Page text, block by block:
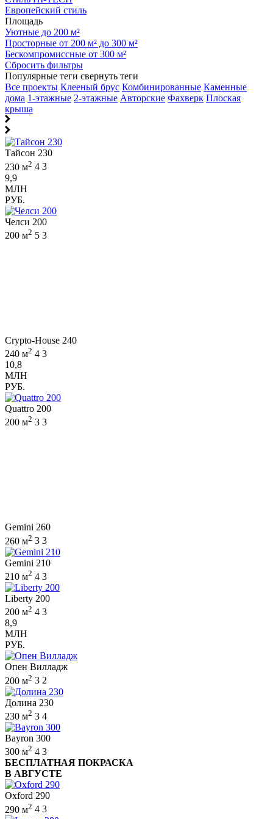
Европейский стиль
Площадь
Уютные до 200 м²
Просторные от 200 м² до 300 м²
Бескомпромиссные от 300 м²
Сбросить фильтры
Популярные теги свернуть теги
Все проекты Клееный брус Комбинированные Каменные
дома 1-этажные 2-этажные Авторские Фахверк Плоская
крыша
Тайсон 230
230 м2 4 3
9,9
МЛН
РУБ.
Челси 200
200 м2 5 3
Crypto-House 240
240 м2 4 3
10,8
МЛН
РУБ.
Quattro 200
200 м2 3 3
Gemini 260
260 м2 3 3
Gemini 210
210 м2 4 3
Liberty 200
200 м2 4 3
8,9
МЛН
РУБ.
Опен Вилладж
200 м2 3 2
Долина 230
230 м2 3 4
Bayron 300
300 м2 4 3
БЕСПЛАТНАЯ ПОКРАСКА
В АВГУСТЕ
Oxford 290
290 м2 4 3